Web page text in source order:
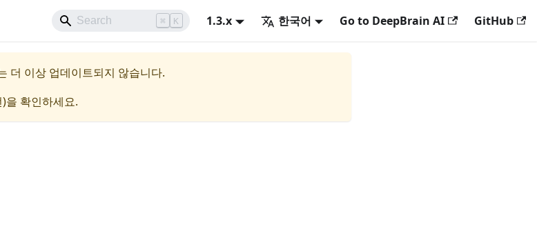
⌘ K 1.3.x 한국어 Go to DeepBrain AI GitHub
더 이상 업데이트되지 않습니다.
)을 확인하세요.